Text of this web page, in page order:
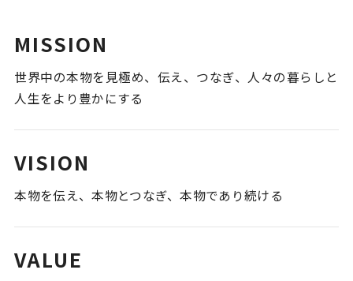
MISSION
世界中の本物を見極め、伝え、つなぎ、 人々の暮らしと
人生をより豊かにする
VISION
本物を伝え、本物とつなぎ、本物であり続ける
VALUE